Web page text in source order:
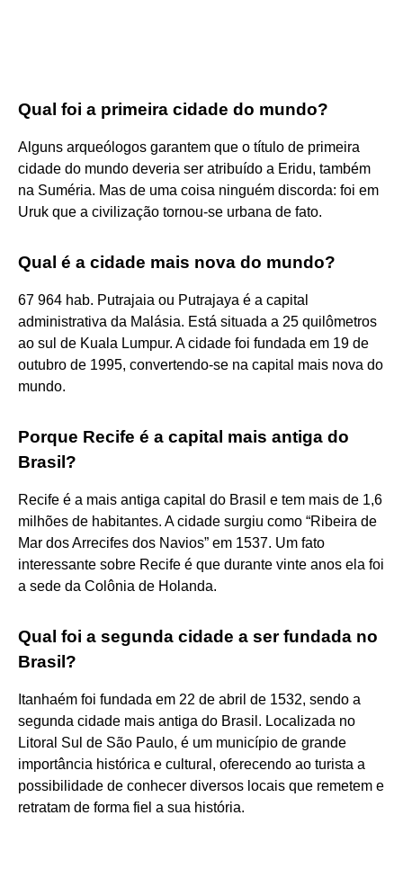
Qual foi a primeira cidade do mundo?
Alguns arqueólogos garantem que o título de primeira
cidade do mundo deveria ser atribuído a Eridu, também
na Suméria. Mas de uma coisa ninguém discorda: foi em
Uruk que a civilização tornou-se urbana de fato.
Qual é a cidade mais nova do mundo?
67 964 hab. Putrajaia ou Putrajaya é a capital
administrativa da Malásia. Está situada a 25 quilômetros
ao sul de Kuala Lumpur. A cidade foi fundada em 19 de
outubro de 1995, convertendo-se na capital mais nova do
mundo.
Porque Recife é a capital mais antiga do
Brasil?
Recife é a mais antiga capital do Brasil e tem mais de 1,6
milhões de habitantes. A cidade surgiu como “Ribeira de
Mar dos Arrecifes dos Navios” em 1537. Um fato
interessante sobre Recife é que durante vinte anos ela foi
a sede da Colônia de Holanda.
Qual foi a segunda cidade a ser fundada no
Brasil?
Itanhaém foi fundada em 22 de abril de 1532, sendo a
segunda cidade mais antiga do Brasil. Localizada no
Litoral Sul de São Paulo, é um município de grande
importância histórica e cultural, oferecendo ao turista a
possibilidade de conhecer diversos locais que remetem e
retratam de forma fiel a sua história.